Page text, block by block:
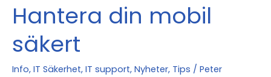
Hantera din mobil
säkert
Info, IT Säkerhet, IT support, Nyheter, Tips / Peter